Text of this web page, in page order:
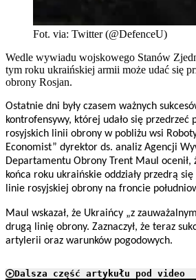
Fot. via: Twitter (@DefenceU)
Wedle wywiadu wojskowego Stanów
tym roku ukraińskiej armii może udać się
obrony Rosjan.
Ostatnie dni były czasem ważnych
kontrofensywy, której udało się przedrzeć
rosyjskich linii obrony w pobliżu wsi
Economist” dyrektor ds. analiz Agencji
Departamentu Obrony Trent Maul ocenił,
końca roku ukraińskie oddziały przedrą się
linie rosyjskiej obrony na froncie
Maul wskazał, że Ukraińcy „z
drugą linię obrony. Zaznaczył, że teraz
artylerii oraz warunków pogodowych.
Dalsza część artykułu pod video